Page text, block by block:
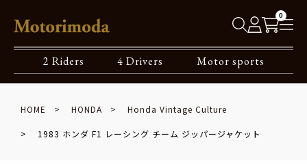
0
2 Riders 4 Drivers Motor sports
HOME HONDA Honda Vintage Culture
1983 ホンダ F1 レーシング チーム ジッパージャケット